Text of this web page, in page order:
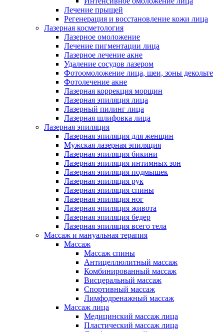
Лечение прыщей
Регенерация и восстановление кожи лица
Лазерная косметология
Лазерное омоложение
Лечение пигментации лица
Лазерное лечение акне
Удаление сосудов лазером
Фотоомоложение лица, шеи, зоны декольте
Фотолечение акне
Лазерная коррекция морщин
Лазерная эпиляция лица
Лазерный пилинг лица
Лазерная шлифовка лица
Лазерная эпиляция
Лазерная эпиляция для женщин
Мужская лазерная эпиляция
Лазерная эпиляция бикини
Лазерная эпиляция интимных зон
Лазерная эпиляция подмышек
Лазерная эпиляция рук
Лазерная эпиляция спины
Лазерная эпиляция ног
Лазерная эпиляция живота
Лазерная эпиляция бедер
Лазерная эпиляция всего тела
Массаж и мануальная терапия
Массаж
Массаж спины
Антицеллюлитный массаж
Комбинированный массаж
Висцеральный массаж
Спортивный массаж
Лимфодренажный массаж
Массаж лица
Медицинский массаж лица
Пластический массаж лица